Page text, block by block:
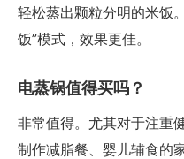
轻松蒸出颗粒分明的米饭
饭”模式，效果更佳。
电蒸锅值得买吗？
非常值得。尤其对于注重
制作减脂餐、婴儿辅食的